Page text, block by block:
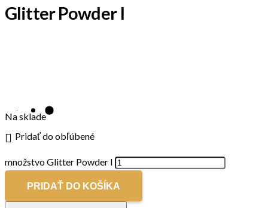
Glitter Powder I
Na sklade
Pridať do obľúbené
množstvo Glitter Powder I
PRIDAŤ DO KOŠÍKA